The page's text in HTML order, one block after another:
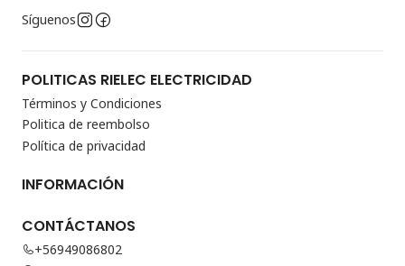
Síguenos
POLITICAS RIELEC ELECTRICIDAD
Términos y Condiciones
Politica de reembolso
Política de privacidad
INFORMACIÓN
CONTÁCTANOS
+56949086802